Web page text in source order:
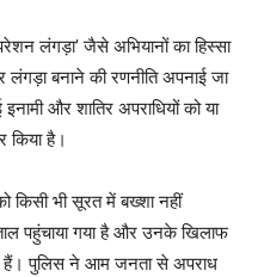
लंगड़ा’ जैसे अभियानों का हिस्सा
लंगड़ा बनाने की रणनीति अपनाई जा
और शातिर अपराधियों को या
किया है।
किसी भी सूरत में बख्शा नहीं
पहुंचाया गया है और उनके खिलाफ
हैं। पुलिस ने आम जनता से अपराध